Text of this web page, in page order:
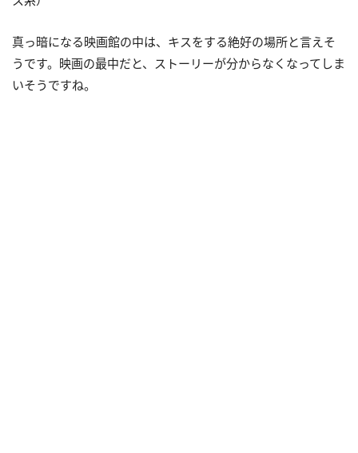
真っ暗になる映画館の中は、キスをする絶好の場所と言えそ
うです。映画の最中だと、ストーリーが分からなくなってしま
いそうですね。